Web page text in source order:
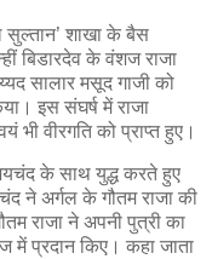
शाखा के बैस
बिडारदेव के वंशज राजा
सालार मसूद गाजी को
इस संघर्ष में राजा
भी वीरगति को प्राप्त हुए।
के साथ युद्ध करते हुए
ने अर्गल के गौतम राजा की
राजा ने अपनी पुत्री का
में प्रदान किए। कहा जाता